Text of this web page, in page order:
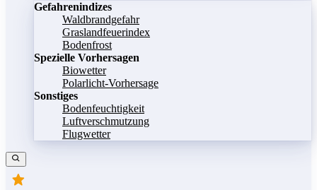
Gefahrenindizes
Waldbrandgefahr
Graslandfeuerindex
Bodenfrost
Spezielle Vorhersagen
Biowetter
Polarlicht-Vorhersage
Sonstiges
Bodenfeuchtigkeit
Luftverschmutzung
Flugwetter